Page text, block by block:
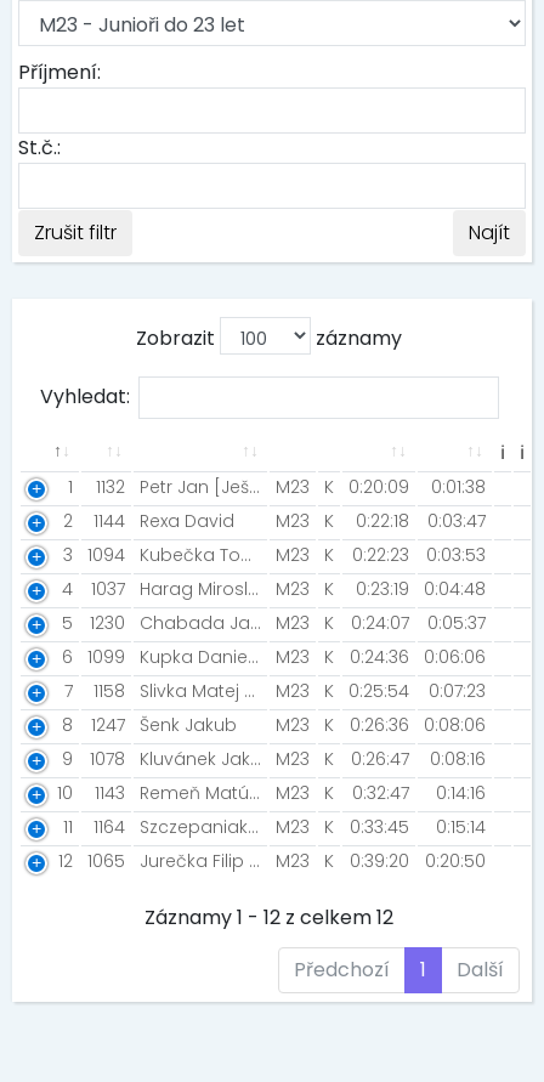
Příjmení:
St.č.:
Zrušit filtr Najít
Zobrazit záznamy
Vyhledat:
ℹ
ℹ
1
1132 Petr Jan [Ještětice] M23 K 0:20:09
0:01:38
2
1144 Rexa David M23 K 0:22:18
0:03:47
3
1094 Kubečka Tomáš M23 K 0:22:23
0:03:53
4
1037 Harag Miroslav [Slivkove gule] M23 K 0:23:19
0:04:48
5
1230 Chabada Jan [Atletika Roudnice nad Labem] M23 K 0:24:07
0:05:37
6
1099 Kupka Daniel [Night Run Team] M23 K 0:24:36
0:06:06
7
1158 Slivka Matej [Slivkove gule] M23 K 0:25:54
0:07:23
8
1247 Šenk Jakub M23 K 0:26:36
0:08:06
9
1078 Kluvánek Jakub [Slivkové gule ] M23 K 0:26:47
0:08:16
10
1143 Remeň Matúš [Slivkove gule] M23 K 0:32:47
0:14:16
11
1164 Szczepaniak Andrzej [Slivkove gule] M23 K 0:33:45
0:15:14
12 1065 Jurečka Filip [NIKI Team] M23 K 0:39:20 0:20:50
Záznamy 1 - 12 z celkem 12
Předchozí
1 Další